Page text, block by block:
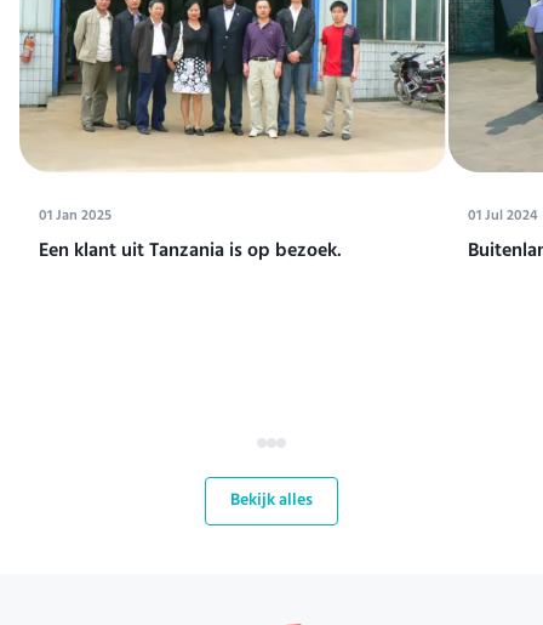
01 Jan 2025
Een klant uit Tanzania is op bezoek.
01 Jul 2024
Bekijk alles